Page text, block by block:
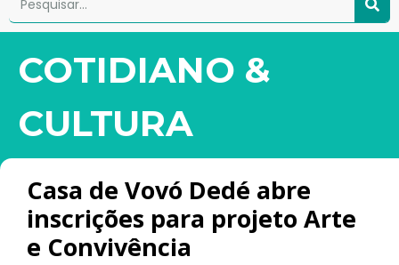
COTIDIANO &
CULTURA
Casa de Vovó Dedé abre
inscrições para projeto Arte
e Convivência